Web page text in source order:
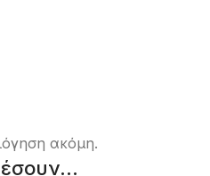
ακόμη.